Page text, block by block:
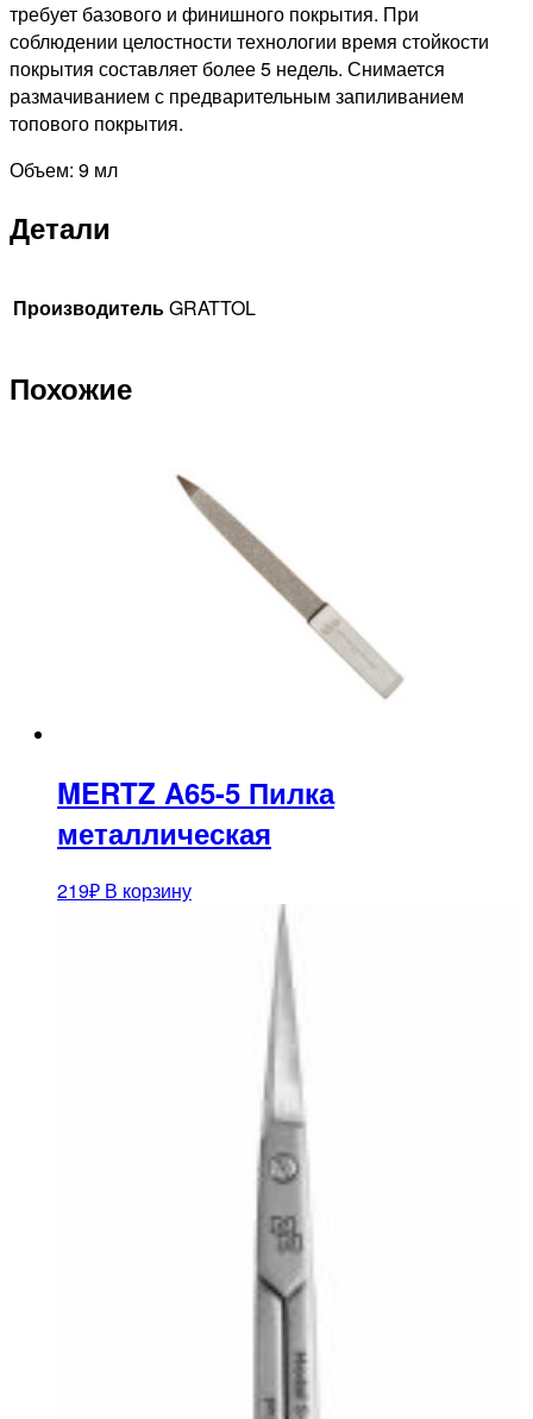
требует базового и финишного покрытия. При
соблюдении целостности технологии время стойкости
покрытия составляет более 5 недель. Снимается
размачиванием с предварительным запиливанием
топового покрытия.
Объем: 9 мл
Детали
ПроизводительGRATTOL
Похожие
MERTZ A65-5 Пилка
металлическая
219₽ В корзину